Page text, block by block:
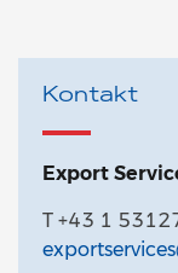
Kontakt
Export
T +43 1